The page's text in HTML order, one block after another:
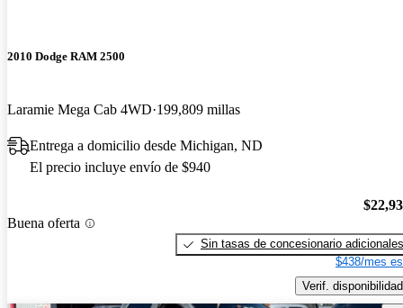
2010 Dodge RAM 2500
Laramie Mega Cab 4WD 199,809 millas
Entrega a domicilio desde Michigan, ND
El precio incluye envío de $940
Buena oferta
Sin tasas de concesionario adicionales
$438/mes
Verif. disponibilidad